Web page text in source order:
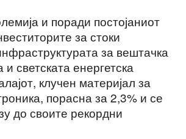
и поради постојаниот
за стоки
за вештачка
и светската енергетска
клучен материјал за
порасна за 2,3% и се
до своите рекордни